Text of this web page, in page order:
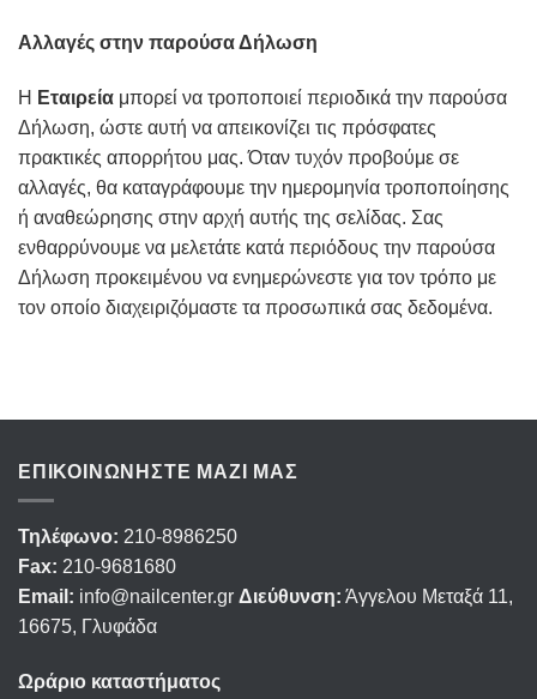
Αλλαγές στην παρούσα Δήλωση
Η Εταιρεία μπορεί να τροποποιεί περιοδικά την παρούσα
Δήλωση, ώστε αυτή να απεικονίζει τις πρόσφατες
πρακτικές απορρήτου μας. Όταν τυχόν προβούμε σε
αλλαγές, θα καταγράφουμε την ημερομηνία τροποποίησης
ή αναθεώρησης στην αρχή αυτής της σελίδας. Σας
ενθαρρύνουμε να μελετάτε κατά περιόδους την παρούσα
Δήλωση προκειμένου να ενημερώνεστε για τον τρόπο με
τον οποίο διαχειριζόμαστε τα προσωπικά σας δεδομένα.
ΕΠΙΚΟΙΝΩΝΉΣΤΕ ΜΑΖΊ ΜΑΣ
Τηλέφωνο: 210-8986250
Fax: 210-9681680
Email: info@nailcenter.gr Διεύθυνση: Άγγελου Μεταξά 11,
16675, Γλυφάδα
Ωράριο καταστήματος